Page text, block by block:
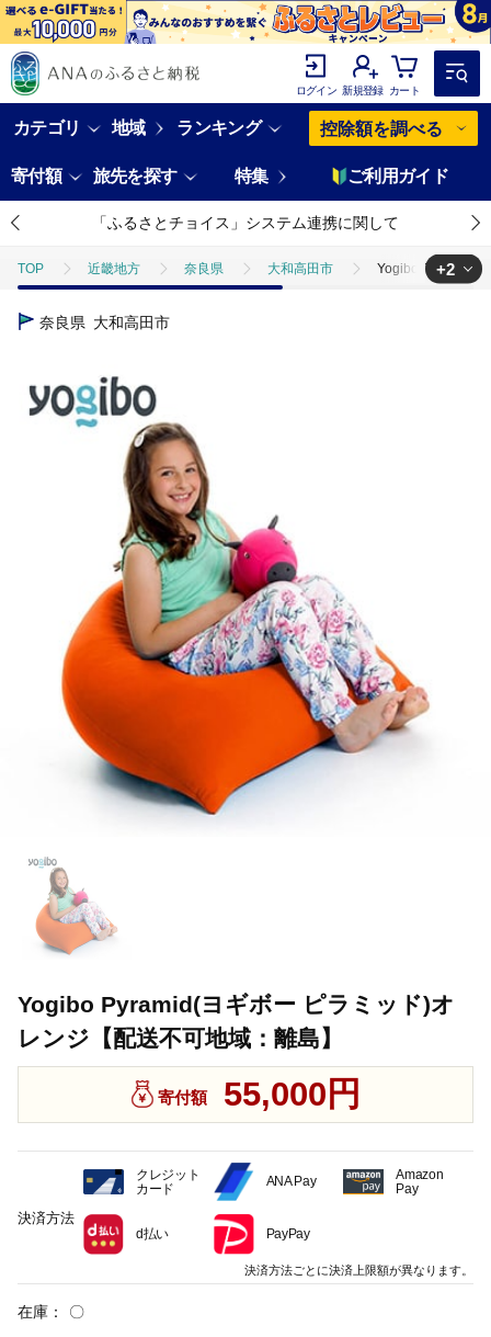
ログイン 新規登録 カート
カテゴリ 地域 ランキング 控除額を調べる
寄付額 旅先を探す 特集 ご利用ガイド
「ふるさとチョイス」システム連携に関して
TOP 近畿地方 奈良県 大和高田市 Yogibo Pyramid(
TOP
+2
奈良県 大和高田市
Yogibo Pyramid(ヨギボー ピラミッド)オ
レンジ【配送不可地域：離島】
寄付額 55,000円
在庫： 〇
決済方法
クレジット
カード
ANA Pay
Amazon
Pay
d払い PayPay
決済方法ごとに決済上限額が異なります。